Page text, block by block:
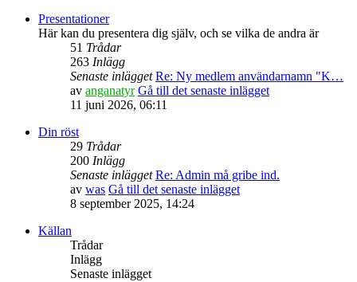
Presentationer
Här kan du presentera dig själv, och se vilka de andra är
51 Trådar
263 Inlägg
Senaste inlägget Re: Ny medlem användarnamn "K…
av anganatyr Gå till det senaste inlägget
11 juni 2026, 06:11
Din röst
29 Trådar
200 Inlägg
Senaste inlägget Re: Admin må gribe ind.
av was Gå till det senaste inlägget
8 september 2025, 14:24
Källan
Trådar
Inlägg
Senaste inlägget